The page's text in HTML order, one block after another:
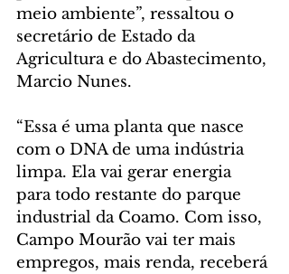
meio ambiente”, ressaltou o
secretário de Estado da
Agricultura e do Abastecimento,
Marcio Nunes.
“Essa é uma planta que nasce
com o DNA de uma indústria
limpa. Ela vai gerar energia
para todo restante do parque
industrial da Coamo. Com isso,
Campo Mourão vai ter mais
empregos, mais renda, receberá